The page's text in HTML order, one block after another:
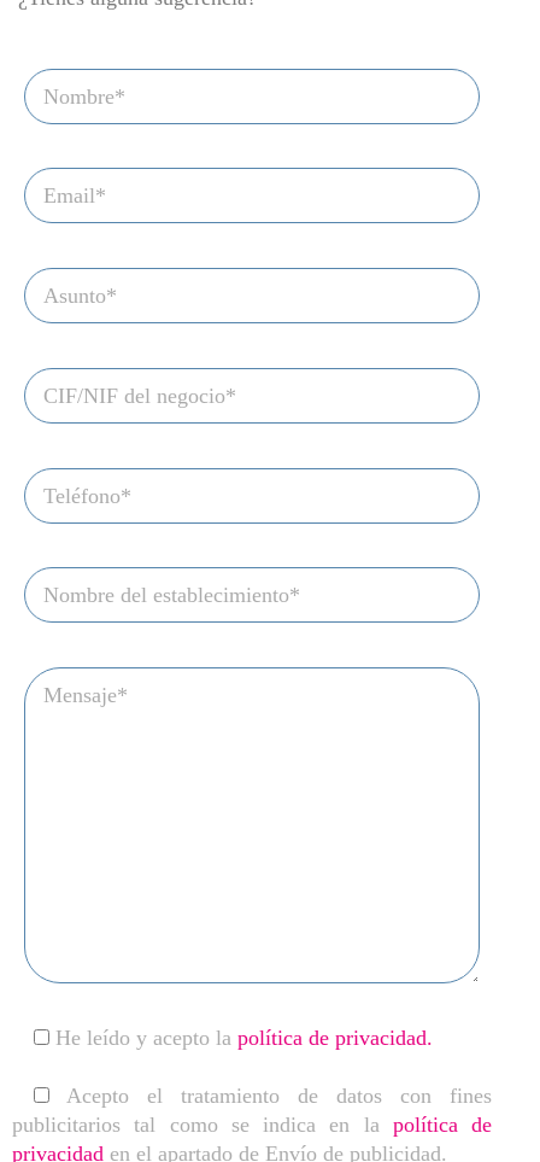
He leído y acepto la política de privacidad.
Acepto el tratamiento de datos con fines
publicitarios tal como se indica en la política de
privacidad en el apartado de Envío de publicidad.